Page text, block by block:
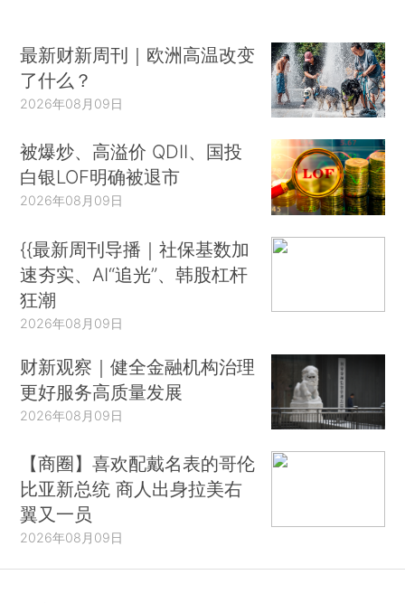
最新财新周刊｜欧洲高温改变
了什么？
2026年08月09日
被爆炒、高溢价 QDII、国投
白银LOF明确被退市
2026年08月09日
{{最新周刊导播｜社保基数加
速夯实、AI“追光”、韩股杠杆
狂潮
2026年08月09日
财新观察｜健全金融机构治理
更好服务高质量发展
2026年08月09日
【商圈】喜欢配戴名表的哥伦
比亚新总统 商人出身拉美右
翼又一员
2026年08月09日